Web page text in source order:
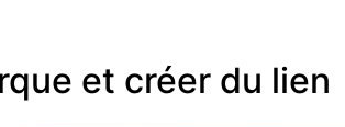
et créer du lien